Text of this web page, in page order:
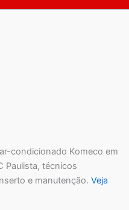
condicionado Komeco em
Paulista, técnicos
e manutenção. Veja